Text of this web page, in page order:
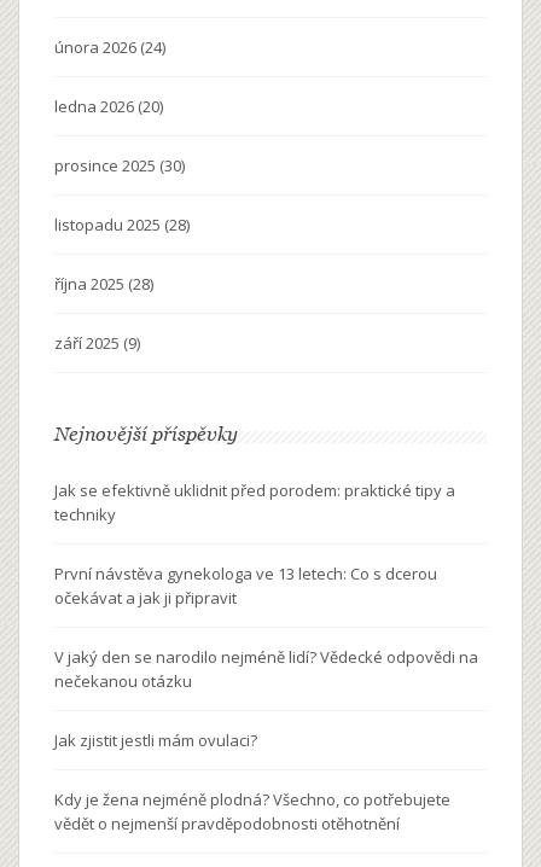
února 2026 (24)
ledna 2026 (20)
prosince 2025 (30)
listopadu 2025 (28)
října 2025 (28)
září 2025 (9)
Nejnovější příspěvky
Jak se efektivně uklidnit před porodem: praktické tipy a
techniky
První návstěva gynekologa ve 13 letech: Co s dcerou
očekávat a jak ji připravit
V jaký den se narodilo nejméně lidí? Vědecké odpovědi na
nečekanou otázku
Jak zjistit jestli mám ovulaci?
Kdy je žena nejméně plodná? Všechno, co potřebujete
vědět o nejmenší pravděpodobnosti otěhotnění